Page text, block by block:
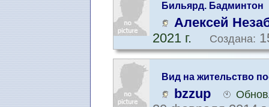
Бильярд. Бадминтон
Алексей
2021 г.
Создана:
Вид на жительство
адреса проживания
bzzup